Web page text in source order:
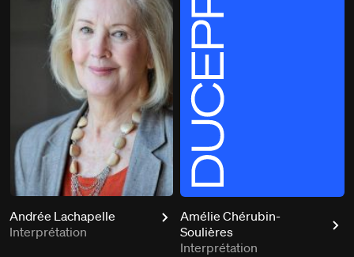
Andrée Lachapelle
Interprétation
Amélie Chérubin-
Soulières
Interprétation